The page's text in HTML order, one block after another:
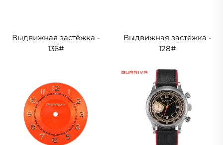
Выдвижная застёжка -
136#
Выдвижная застёжка -
128#